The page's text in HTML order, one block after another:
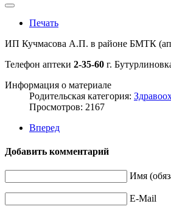
Печать
ИП Кучмасова А.П. в районе БМТК
Телефон аптеки 2-35-60 г.
Информация о материале
Родительская категория:
Просмотров: 2167
Вперед
Добавить комментарий
Имя
E-Mail